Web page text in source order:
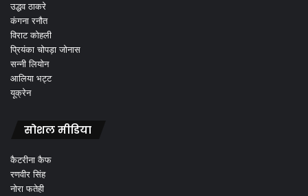
उद्धव ठाकरे
कंगना रनौत
विराट कोहली
प्रियंका चोपड़ा जोनास
सन्नी लियोन
आलिया भट्ट
यूक्रेन
सोशल मीडिया
कैटरीना कैफ
रणवीर सिंह
नोरा फतेही